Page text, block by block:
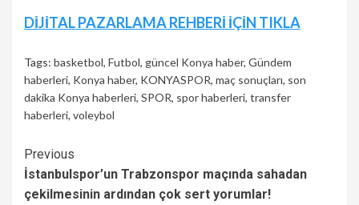
Continue
DİJİTAL PAZARLAMA REHBERİ İÇİN TIKLA
Tags: basketbol, Futbol, güncel Konya haber, Gündem
haberleri, Konya haber, KONYASPOR, maç sonuçları, son
dakika Konya haberleri, SPOR, spor haberleri, transfer
haberleri, voleybol
Continue
Reading
Previous
İstanbulspor’un Trabzonspor maçında sahadan
çekilmesinin ardından çok sert yorumlar!